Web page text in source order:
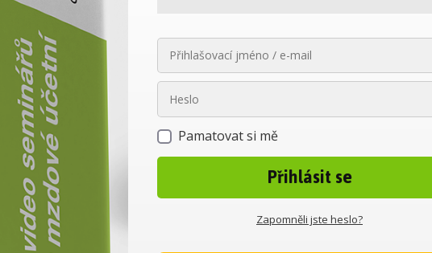
Pamatovat si mě
Přihlásit se
Zapomněli jste heslo?